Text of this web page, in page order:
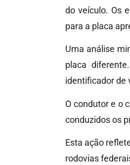
do veículo. Os
para a placa
Uma análise
placa
identificador de
O condutor e o
conduzidos os
Esta ação
rodovias